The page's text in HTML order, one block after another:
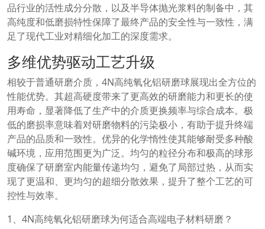
品行业的活性成分分散，以及半导体抛光浆料的制备中，其
高纯度和低磨损特性保障了最终产品的安全性与一致性，满
足了现代工业对精细化加工的深度需求。
多维优势驱动工艺升级
相较于普通研磨介质，4N高纯氧化铝研磨球展现出全方位的
性能优势。其超高硬度带来了更高效的研磨能力和更长的使
用寿命，显著降低了生产中的介质更换频率与综合成本。极
低的磨损率意味着对研磨物料的污染极小，有助于提升终端
产品的品质和一致性。优异的化学惰性使其能够耐受多种酸
碱环境，应用范围更为广泛。均匀的粒径分布和极高的球形
度确保了研磨室内能量传递均匀，避免了局部过热，从而实
现了更温和、更均匀的超细分散效果，提升了整个工艺的可
控性与效率。
1、4N高纯氧化铝研磨球为何适合高端电子材料研磨？